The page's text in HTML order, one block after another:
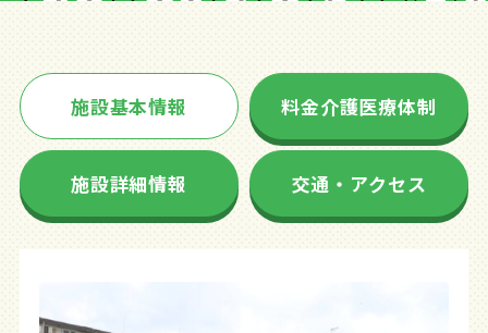
施設基本情報 料金介護医療体制
施設詳細情報 交通・アクセス